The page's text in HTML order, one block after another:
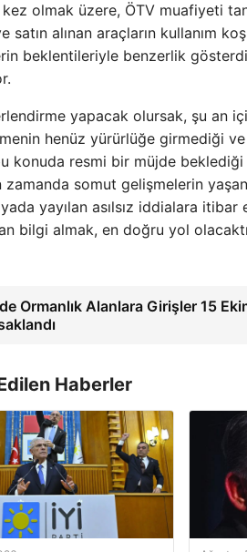
olmak üzere, ÖTV muafiyeti
satın alınan araçların kullanım
beklentileriyle benzerlik
yapacak olursak, şu an
henüz yürürlüğe girmediği
konuda resmi bir müjde beklediği
zamanda somut gelişmelerin
yayılan asılsız iddialara
bilgi almak, en doğru yol
Ormanlık Alanlara Girişler 15
Haberler